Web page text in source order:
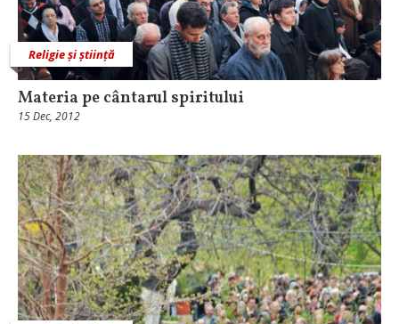
Religie și știință
Materia pe cântarul spiritului
15 Dec, 2012